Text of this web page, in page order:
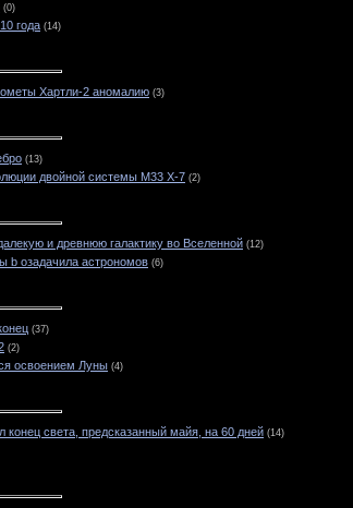
(0)
года (14)
Хартли-2 аномалию (3)
(13)
двойной системы M33 X-7 (2)
и древнюю галактику во Вселенной (12)
b озадачила астрономов (6)
(37)
(2)
освоением Луны (4)
конец света, предсказанный майя, на 60 дней (14)